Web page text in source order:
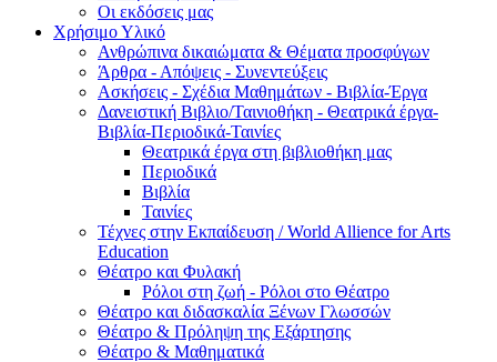
Οι εκδόσεις μας
Χρήσιμο Υλικό
Ανθρώπινα δικαιώματα & Θέματα προσφύγων
Άρθρα - Απόψεις - Συνεντεύξεις
Ασκήσεις - Σχέδια Μαθημάτων - Βιβλία-Έργα
Δανειστική Βιβλιο/Ταινιοθήκη - Θεατρικά έργα-
Βιβλία-Περιοδικά-Ταινίες
Θεατρικά έργα στη βιβλιοθήκη μας
Περιοδικά
Βιβλία
Ταινίες
Τέχνες στην Εκπαίδευση / World Allience for Arts
Education
Θέατρο και Φυλακή
Ρόλοι στη ζωή - Ρόλοι στο Θέατρο
Θέατρο και διδασκαλία Ξένων Γλωσσών
Θέατρο & Πρόληψη της Εξάρτησης
Θέατρο & Μαθηματικά